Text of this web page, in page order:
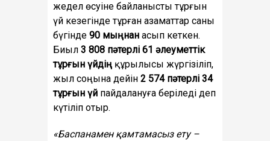
жедел өсуіне байланысты тұрғын
үй кезегінде тұрған азаматтар саны
бүгінде 90 мыңнан асып кеткен.
Биыл 3 808 пәтерлі 61 әлеуметтік
тұрғын үйдің құрылысы жүргізіліп,
жыл соңына дейін 2 574 пәтерлі 34
тұрғын үй пайдалануға беріледі деп
күтіліп отыр.
«Баспанамен қамтамасыз ету –